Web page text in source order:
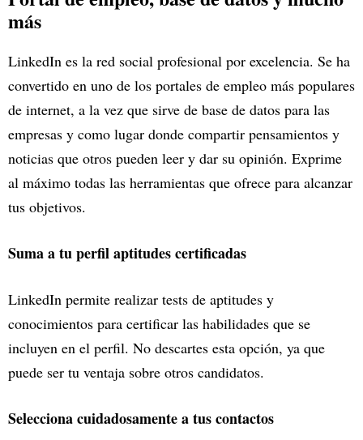
más
LinkedIn es la red social profesional por excelencia. Se ha
convertido en uno de los portales de empleo más populares
de internet, a la vez que sirve de base de datos para las
empresas y como lugar donde compartir pensamientos y
noticias que otros pueden leer y dar su opinión. Exprime
al máximo todas las herramientas que ofrece para alcanzar
tus objetivos.
Suma a tu perfil aptitudes certificadas
LinkedIn permite realizar tests de aptitudes y
conocimientos para certificar las habilidades que se
incluyen en el perfil. No descartes esta opción, ya que
puede ser tu ventaja sobre otros candidatos.
Selecciona cuidadosamente a tus contactos